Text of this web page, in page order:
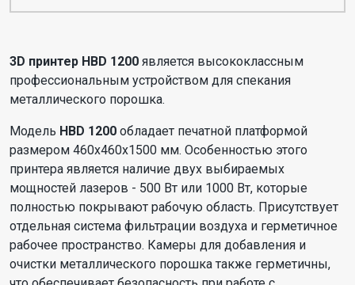
3D принтер HBD 1200 является высококлассным
профессиональным устройством для спекания
металлического порошка.
Модель HBD 1200 обладает печатной платформой
размером 460х460х1500 мм. Особенностью этого
принтера является наличие двух выбираемых
мощностей лазеров - 500 Вт или 1000 Вт, которые
полностью покрывают рабочую область. Присутствует
отдельная система фильтрации воздуха и герметичное
рабочее пространство. Камеры для добавления и
очистки металлического порошка также герметичны,